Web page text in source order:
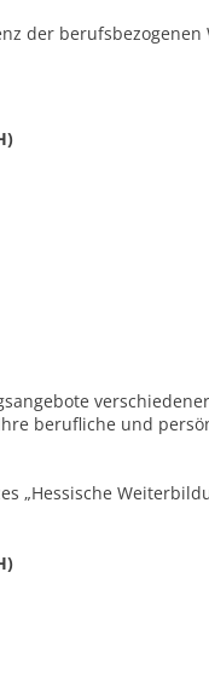
der
berufliche und
„Hessische